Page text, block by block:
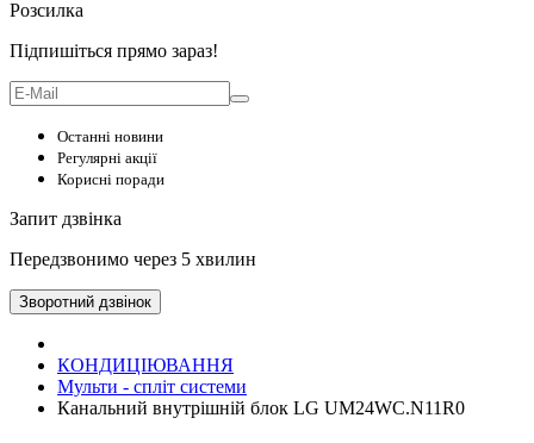
Розсилка
Підпишіться прямо зараз!
Останні новини
Регулярні акції
Корисні поради
Запит дзвінка
Передзвонимо через 5 хвилин
Зворотний дзвінок
КОНДИЦІЮВАННЯ
Мульти - спліт системи
Канальний внутрішній блок LG UM24WC.N11R0